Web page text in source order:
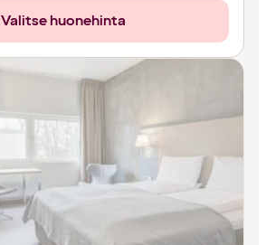
Valitse huonehinta